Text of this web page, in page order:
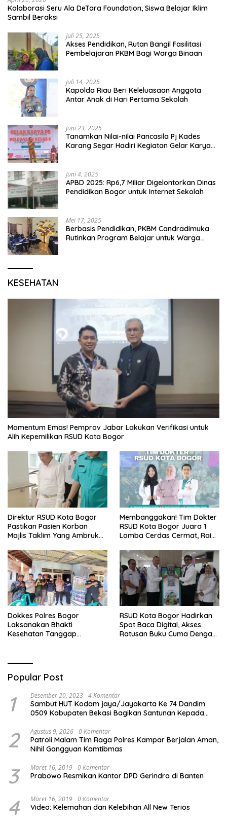
Kolaborasi Seru Ala DeTara Foundation, Siswa Belajar Iklim
Sambil Beraksi
Juli 25, 2025
Akses Pendidikan, Rutan Bangil Fasilitasi
Pembelajaran PKBM Bagi Warga Binaan
Juli 14, 2025
Kapolda Riau Beri Keleluasaan Anggota
Antar Anak di Hari Pertama Sekolah
Juni 23, 2025
Tanamkan Nilai-nilai Pancasila Pj Kades
Karang Segar Hadiri Kegiatan Gelar Karya
Juni 4, 2025
APBD 2025: Rp6,7 Miliar Digelontorkan Dinas
Pendidikan Bogor untuk Internet Sekolah
Mei 17, 2025
Berbasis Pendidikan, PKBM Candradimuka
Rutinkan Program Belajar untuk Warga
KESEHATAN
Momentum Emas! Pemprov Jabar Lakukan Verifikasi untuk
Alih Kepemilikan RSUD Kota Bogor
Direktur RSUD Kota Bogor
Pastikan Pasien Korban
Majlis Taklim Yang Ambruk
Perawatan Maksimal
Membanggakan! Tim Dokter
RSUD Kota Bogor Juara 1
Lomba Cerdas Cermat, Raih
Se-Bogor
Dokkes Polres Bogor
Laksanakan Bhakti
Kesehatan Tanggap
RSUD Kota Bogor Hadirkan
Spot Baca Digital, Akses
Ratusan Buku Cuma Dengan
Popular Post
1 Desember 20, 2023 4 Komentar
Sambut HUT Kodam jaya/Jayakarta Ke 74 Dandim
0509 Kabupaten Bekasi Bagikan Santunan Kepada
2 Agustus 9, 2026 0 Komentar
Patroli Malam Tim Raga Polres Kampar Berjalan Aman,
Nihil Gangguan Kamtibmas
3 Maret 16, 2019 0 Komentar
Prabowo Resmikan Kantor DPD Gerindra di Banten
4 Maret 16, 2019 0 Komentar
Video: Kelemahan dan Kelebihan All New Terios